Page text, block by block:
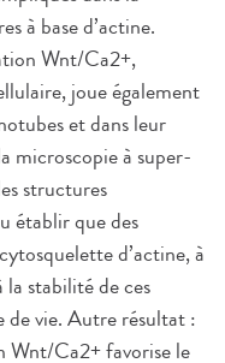
à base d’actine.
Wnt/Ca2+,
joue également
et dans leur
microscopie à super-
structures
établir que des
d’actine, à
stabilité de ces
de vie. Autre résultat :
Wnt/Ca2+ favorise le